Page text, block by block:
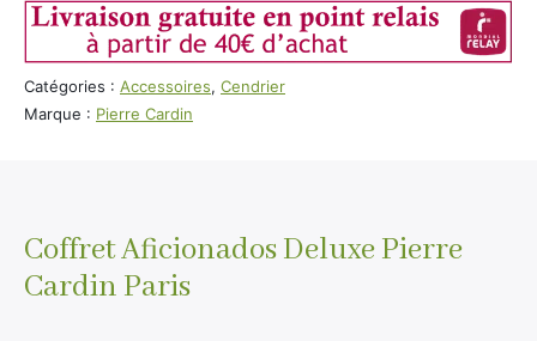
Coffret
Aficionados
Pierre
Cardin
Catégories : Accessoires, Cendrier
Marque : Pierre Cardin
Coffret Aficionados Deluxe Pierre
Cardin Paris